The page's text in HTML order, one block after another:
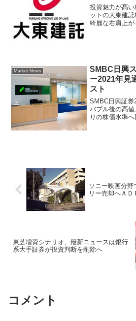
投資魅力が髙
ットの大東建
綺麗な右肩上が
Market News
SMBC日興
ー2021年見
スト
SMBC日興証券
バブル後の高
りの株価水準へ
過剰流動性相
ソニー映画分野
リー売却へＡ
東芝増資シナリオ、最新ニュースは銀行
系大手証券が投資判断を削除へ
コメント